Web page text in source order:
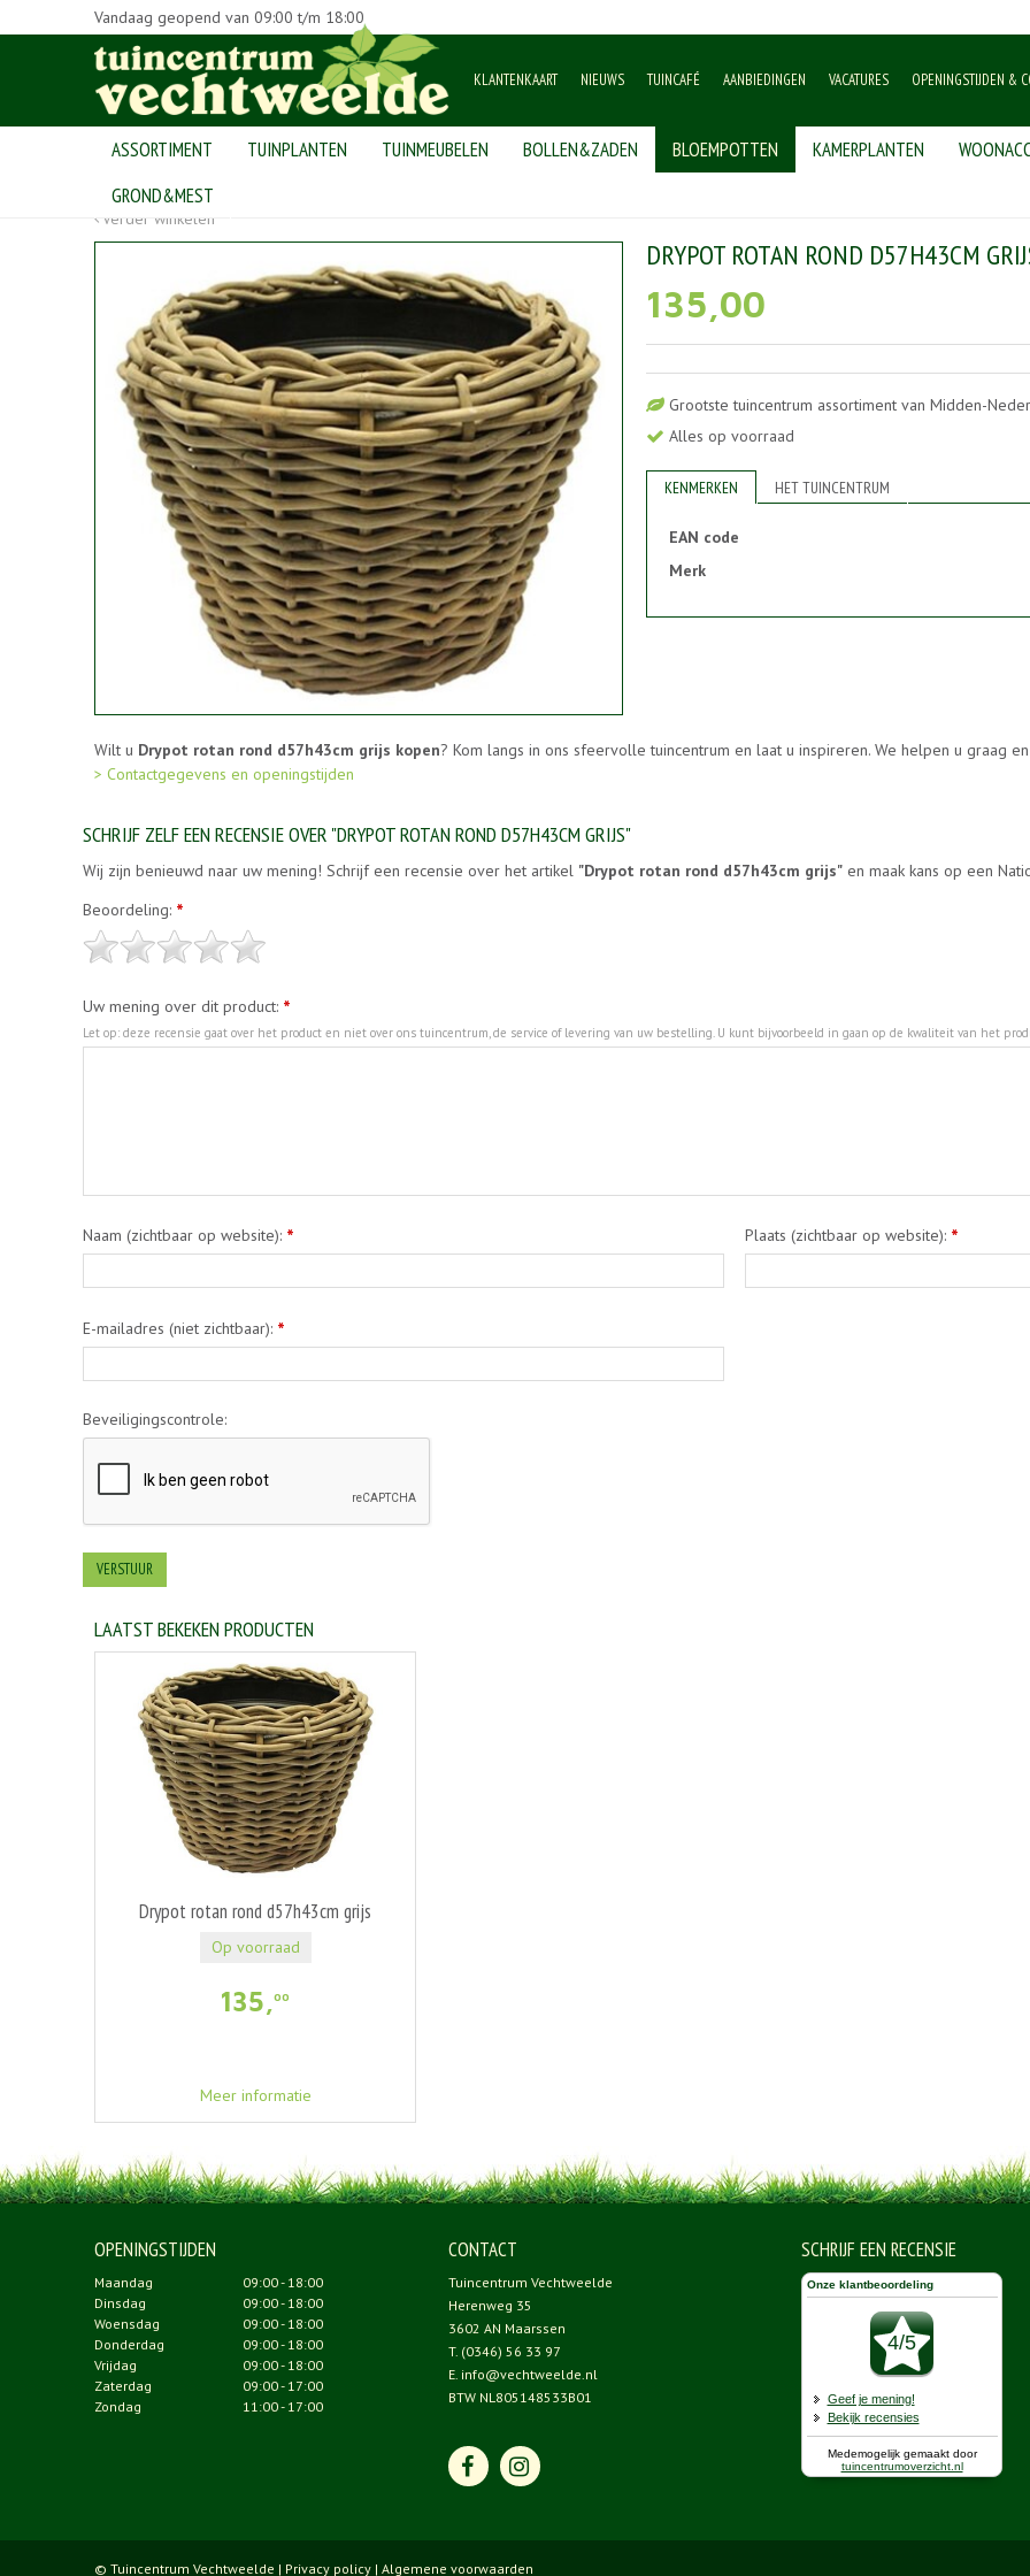
Home > Producten
Vandaag geopend van 09:00 t/m 18:00
KLANTENKAART NIEUWS TUINCAFÉ AANBIEDINGEN VACATURES OPENINGSTIJDEN &
ASSORTIMENT TUINPLANTEN TUINMEUBELEN BOLLEN&ZADEN BLOEMPOTTEN KAMERPLANTEN
GROND&MEST
Verder winkelen
DRYPOT ROTAN ROND D57H43CM
135,00
Grootste tuincentrum assortiment van Midden-
Alles op voorraad
KENMERKEN HET TUINCENTRUM
EAN code
Merk
Wilt u Drypot rotan rond d57h43cm grijs kopen? Kom langs in ons sfeervolle tuincentrum en laat u inspireren. We helpen u graag
> Contactgegevens en openingstijden
SCHRIJF ZELF EEN RECENSIE OVER "DRYPOT ROTAN ROND D57H43CM GRIJS"
Wij zijn benieuwd naar uw mening! Schrijf een recensie over het artikel "Drypot rotan rond d57h43cm grijs" en maak kans op een
Beoordeling: *
Uw mening over dit product: *
Let op: deze recensie gaat over het product en niet over ons tuincentrum, de service of levering van uw bestelling. U kunt bijvoorbeeld in gaan op de kwaliteit van het
Naam (zichtbaar op website): * Plaats (zichtbaar op website): *
E-mailadres (niet zichtbaar): *
Beveiligingscontrole:
LAATST BEKEKEN PRODUCTEN
Drypot rotan rond d57h43cm grijs
135,00
Meer informatie
Op voorraad
OPENINGSTIJDEN
Maandag
09:00 - 18:00
Dinsdag
09:00 - 18:00
Woensdag
09:00 - 18:00
Donderdag
09:00 - 18:00
Vrijdag
09:00 - 18:00
Zaterdag
09:00 - 17:00
Zondag
11:00 - 17:00
CONTACT
Tuincentrum Vechtweelde
Herenweg 35
3602 AN Maarssen
T. (0346) 56 33 97
E. info@vechtweelde.nl
BTW NL805148533B01
SCHRIJF EEN RECENSIE
© Tuincentrum Vechtweelde | Privacy policy | Algemene voorwaarden